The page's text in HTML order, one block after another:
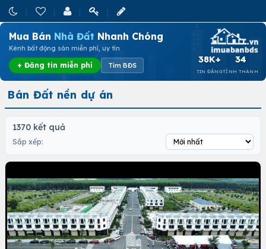
Mua Bán Nhà Đất Nhanh Chóng
Kênh bất động sản miễn phí, uy tín
+ Đăng tin miễn phí Tìm BĐS
38K+
TIN ĐĂNG
34
TỈNH THÀNH
Bán Đất nền dự án
1370 kết quả
Sắp xếp: